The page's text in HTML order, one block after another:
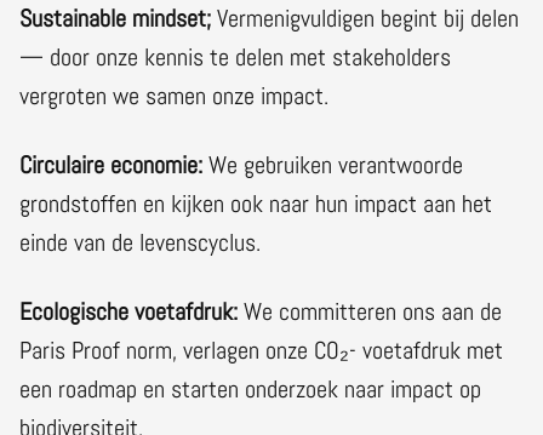
Sustainable mindset;Vermenigvuldigen begint bij delen
— door onze kennis te delen met stakeholders
vergroten we samen onze impact.
Circulaire economie:We gebruiken verantwoorde
grondstoffen en kijken ook naar hun impact aan het
einde van de levenscyclus.
Ecologische voetafdruk:We committeren ons aan de
Paris Proof norm, verlagen onze CO₂- voetafdruk met
een roadmap en starten onderzoek naar impact op
biodiversiteit.